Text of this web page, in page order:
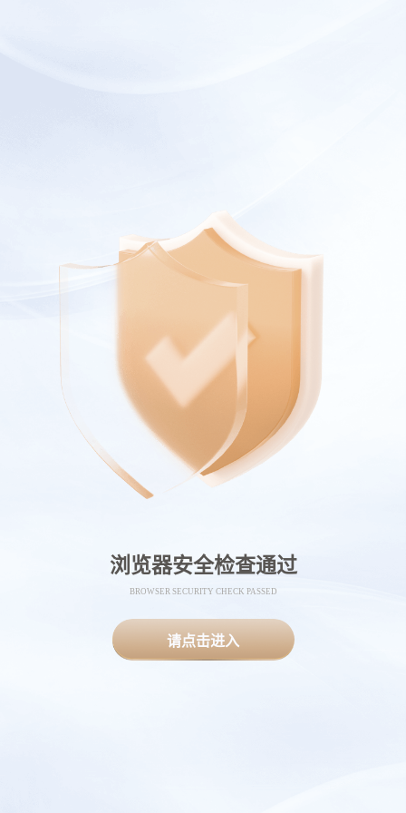
浏览器安全检查通过
BROWSER SECURITY CHECK PASSED
请点击进入